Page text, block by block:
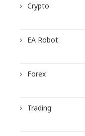
Crypto
EA Robot
Forex
Trading